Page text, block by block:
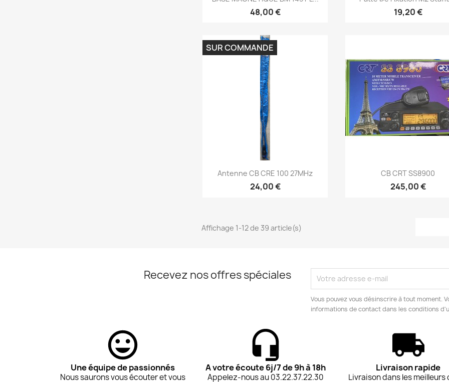
48,00 € 19,20 €
Aperçu rapide
Antenne CB CRE 100 27MHz
24,00 €
SUR COMMANDE
Aperçu rapide
CB CRT SS8900
245,00 €
Affichage 1-12 de 39 article(s)
Recevez nos offres spéciales
Vous pouvez vous désinscrire à tout moment.
informations de contact dans les conditions
Une équipe de passionnés
Nous saurons vous écouter et vous
A votre écoute 6j/7 de 9h à 18h
Appelez-nous au 03.22.37.22.30
Livraison rapide
Livraison dans les meilleurs